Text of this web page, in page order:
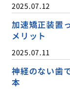
2025.07.12
加速矯正装置
メリット
2025.07.11
神経のない歯
本